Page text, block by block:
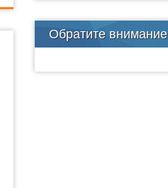
Обратите внимание